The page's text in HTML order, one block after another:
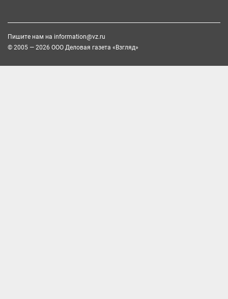
Пишите нам на information@vz.ru
© 2005 — 2026 ООО Деловая газета «Взгляд»